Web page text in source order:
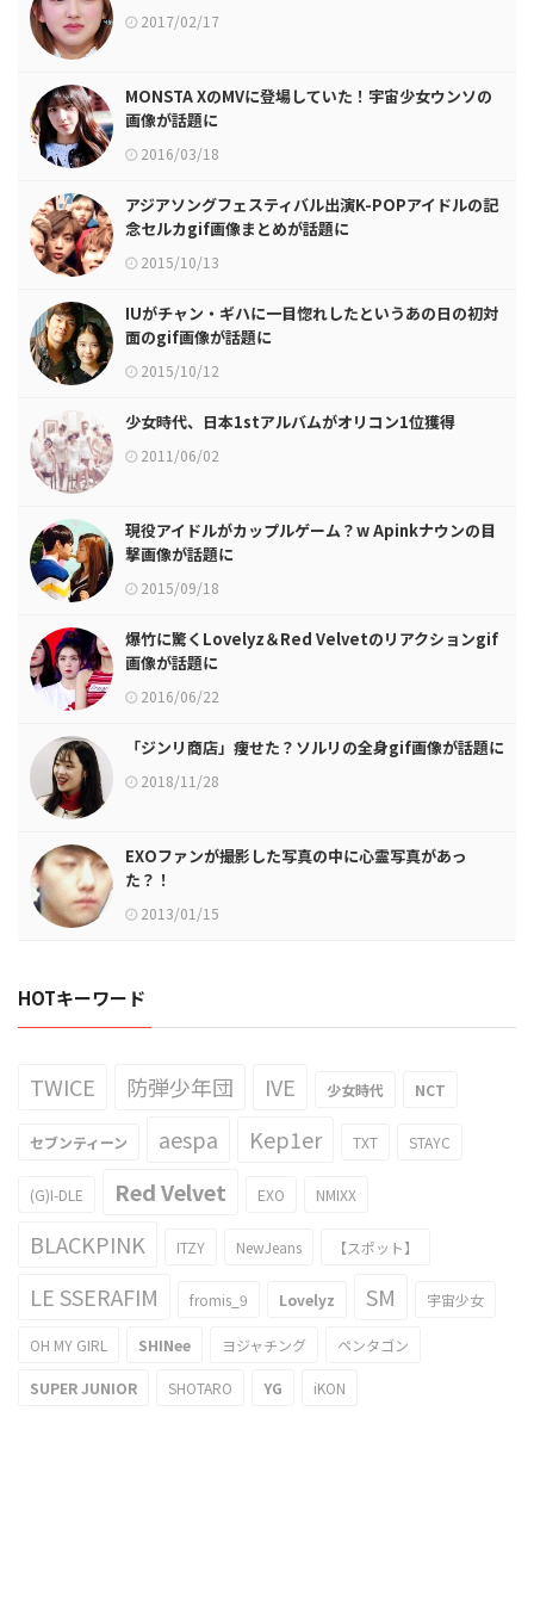
2017/02/17
MONSTA XのMVに登場していた！宇宙少女ウンソの
画像が話題に
2016/03/18
アジアソングフェスティバル出演K-POPアイドルの記
念セルカgif画像まとめが話題に
2015/10/13
IUがチャン・ギハに一目惚れしたというあの日の初対
面のgif画像が話題に
2015/10/12
少女時代、日本1stアルバムがオリコン1位獲得
2011/06/02
現役アイドルがカップルゲーム？w Apinkナウンの目
撃画像が話題に
2015/09/18
爆竹に驚くLovelyz＆Red Velvetのリアクションgif
画像が話題に
2016/06/22
「ジンリ商店」痩せた？ソルリの全身gif画像が話題に
2018/11/28
EXOファンが撮影した写真の中に心霊写真があっ
た？！
2013/01/15
HOTキーワード
TWICE 防弾少年団 IVE 少女時代 NCT
セブンティーン aespa Kep1er TXT STAYC
(G)I-DLE Red Velvet EXO NMIXX
BLACKPINK ITZY NewJeans 【スポット】
LE SSERAFIM fromis_9 Lovelyz SM 宇宙少女
OH MY GIRL SHINee ヨジャチング ペンタゴン
SUPER JUNIOR SHOTARO YG iKON